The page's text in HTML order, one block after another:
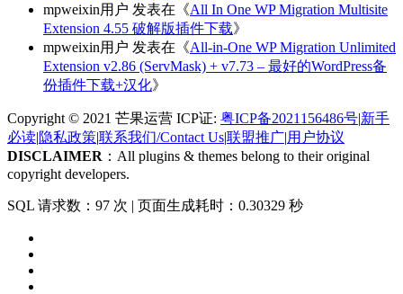
mpweixin用户 发表在《All In One WP Migration Multisite
Extension 4.55 破解版插件下载》
mpweixin用户 发表在《All-in-One WP Migration Unlimited
Extension v2.86 (ServMask) + v7.73 – 最好的WordPress备
份插件下载+汉化》
Copyright © 2021 芒果运营 ICP证: 粤ICP备2021156486号|新手
必读|隐私政策|联系我们/Contact Us|联盟推广|用户协议
DISCLAIMER ：All plugins & themes belong to their original
copyright developers.
SQL 请求数：97 次 | 页面生成耗时：0.30329 秒